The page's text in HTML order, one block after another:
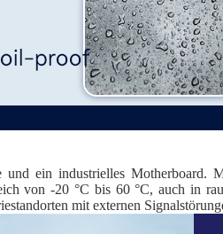
ein industrielles Motherboard.
von -20 °C bis 60 °C, auch in
mit externen